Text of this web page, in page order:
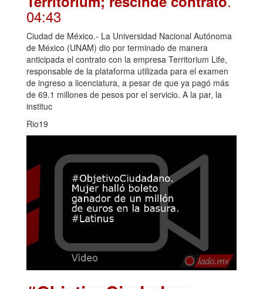
04:43
Ciudad de México.- La Universidad Nacional Autónoma
de México (UNAM) dio por terminado de manera
anticipada el contrato con la empresa Territorium Life,
responsable de la plataforma utilizada para el examen
de ingreso a licenciatura, a pesar de que ya pagó más
de 69.1 millones de pesos por el servicio. A la par, la
instituc
Rio19